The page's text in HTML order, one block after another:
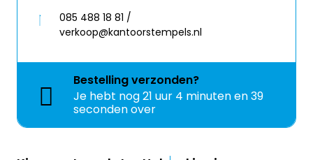
085 488 18 81 /
verkoop@kantoorstempels.nl
Bestellingverzonden?
Je hebt nog21 uur 4 minuten en 38
seconden over